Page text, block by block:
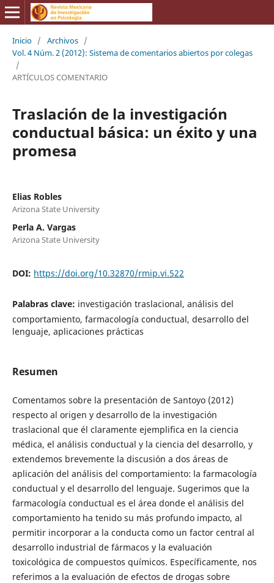
Inicio / Archivos /
Vol. 4 Núm. 2 (2012): Sistema de comentarios abiertos por colegas
/
ARTÍCULOS COMENTARIO
Traslación de la investigación
conductual básica: un éxito y una
promesa
Elias Robles
Arizona State University
Perla A. Vargas
Arizona State University
DOI: https://doi.org/10.32870/rmip.vi.522
Palabras clave: investigación traslacional, análisis del
comportamiento, farmacología conductual, desarrollo del
lenguaje, aplicaciones prácticas
Resumen
Comentamos sobre la presentación de Santoyo (2012)
respecto al origen y desarrollo de la investigación
traslacional que él claramente ejemplifica en la ciencia
médica, el análisis conductual y la ciencia del desarrollo, y
extendemos brevemente la discusión a dos áreas de
aplicación del análisis del comportamiento: la farmacología
conductual y el desarrollo del lenguaje. Sugerimos que la
farmacología conductual es el área donde el análisis del
comportamiento ha tenido su más profundo impacto, al
permitir incorporar a la conducta como un factor central al
desarrollo industrial de fármacos y la evaluación
toxicológica de compuestos químicos. Específicamente, nos
referimos a la evaluación de efectos de drogas sobre